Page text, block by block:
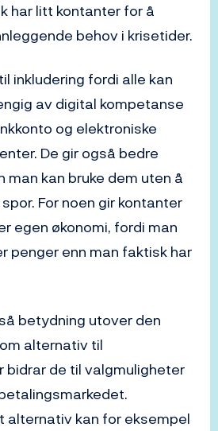
har litt kontanter for å
behov i krisetider.
inkludering fordi alle kan
av digital kompetanse
og elektroniske
De gir også bedre
man kan bruke dem uten å
For noen gir kontanter
egen økonomi, fordi man
penger enn man faktisk har
betydning utover den
alternativ til
bidrar de til valgmuligheter
alternativ kan for eksempel